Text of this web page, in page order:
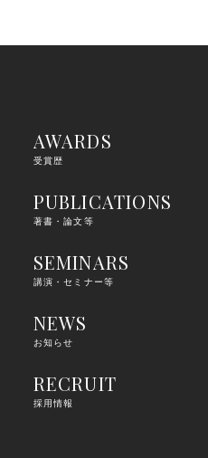
AWARDS
受賞歴
PUBLICATIONS
著書・論文等
SEMINARS
講演・セミナー等
NEWS
お知らせ
RECRUIT
採用情報